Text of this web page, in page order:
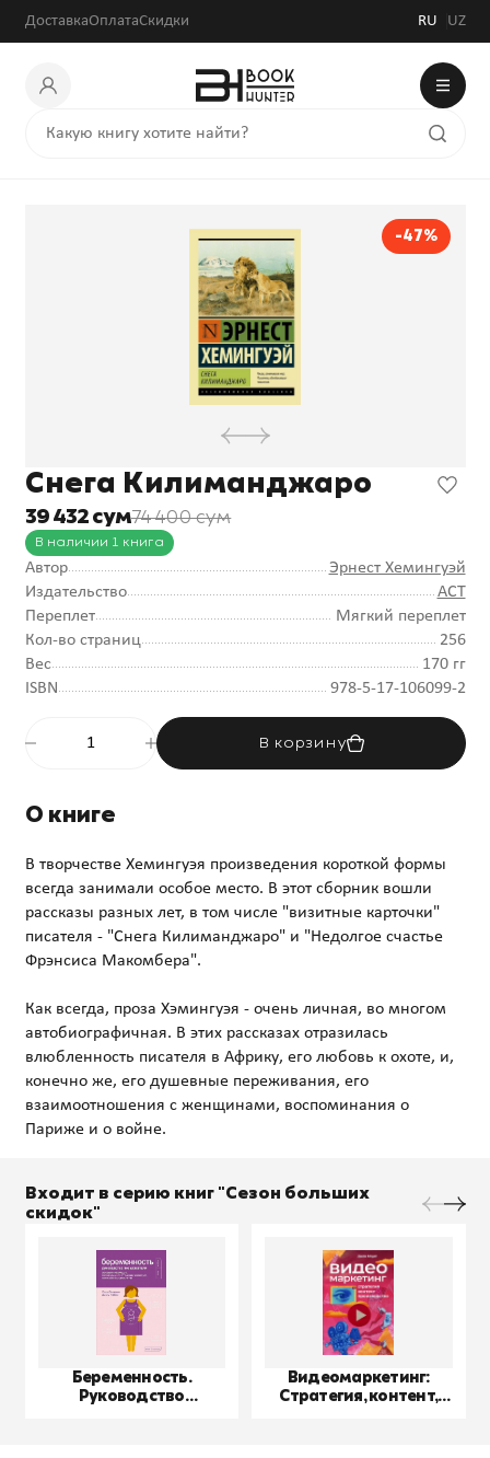
ДоставкаОплатаСкидки RU UZ
-47%
Снега Килиманджаро
39 432 сум74 400 сум
В наличии 1 книга
Автор
Эрнест Хемингуэй
Издательство
АСТ
Переплет
Мягкий переплет
Кол-во страниц
256
Вес
170 гг
ISBN
978-5-17-106099-2
В корзину
О книге
В творчестве Хемингуэя произведения короткой формы
всегда занимали особое место. В этот сборник вошли
рассказы разных лет, в том числе "визитные карточки"
писателя - "Снега Килиманджаро" и "Недолгое счастье
Фрэнсиса Макомбера".
Как всегда, проза Хэмингуэя - очень личная, во многом
автобиографичная. В этих рассказах отразилась
влюбленность писателя в Африку, его любовь к охоте, и,
конечно же, его душевные переживания, его
взаимоотношения с женщинами, воспоминания о
Входит в серию книг "Сезон больших
скидок"
Беременность.
Руководство
Видеомаркетинг:
Стратегия, контент,